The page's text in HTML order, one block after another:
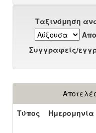
Ταξινόμηση
Συγγραφείς/
Τύπος
Ημερομηνία